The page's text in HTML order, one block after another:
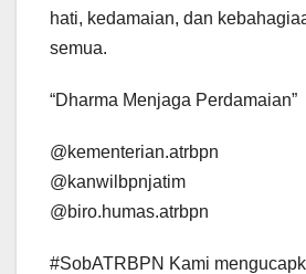
hati, kedamaian, dan
semua.
“Dharma Menjaga Perdamaian”
@kementerian.atrbpn
@kanwilbpnjatim
@biro.humas.atrbpn
#SobATRBPN Kami